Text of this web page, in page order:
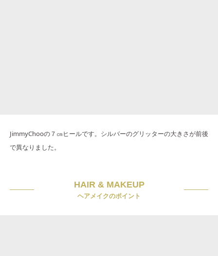
JimmyChooの７㎝ヒールです。シルバーのグリッターの大きさが前後
で異なりました。
HAIR & MAKEUP
ヘアメイクのポイント